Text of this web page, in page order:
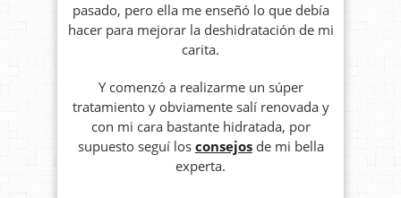
pasado, pero ella me enseñó lo que debía
hacer para mejorar la deshidratación de mi
carita.
Y comenzó a realizarme un súper
tratamiento y obviamente salí renovada y
con mi cara bastante hidratada, por
supuesto seguí los consejosde mi bella
experta.